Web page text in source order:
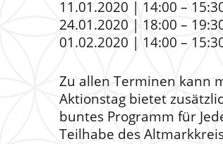
11.01.2020 | 14:00 –
24.01.2020 | 18:00 –
01.02.2020 | 14:00 –
Zu allen Terminen kann
Aktionstag bietet
buntes Programm für
Teilhabe des